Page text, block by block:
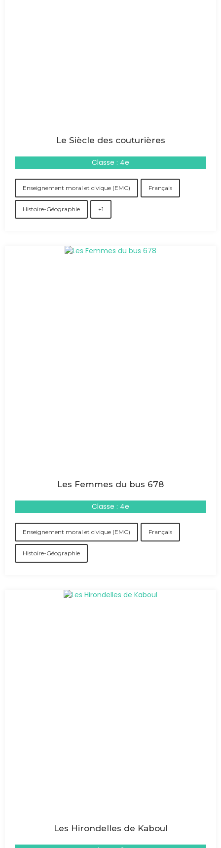
Le Siècle des couturières
Classe : 4e
Enseignement moral et civique (EMC) Français
Histoire-Géographie +1
Les Femmes du bus 678
Classe : 4e
Enseignement moral et civique (EMC) Français
Histoire-Géographie
Les Hirondelles de Kaboul